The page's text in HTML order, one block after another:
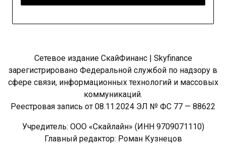
Сетевое издание СкайФинанс | Skyfinance
зарегистрировано Федеральной службой по надзору в
сфере связи, информационных технологий и массовых
коммуникаций.
Реестровая запись от 08.11.2024 ЭЛ № ФС 77 — 88622
Учредитель: ООО «Скайлайн» (ИНН 9709071110)
Главный редактор: Роман Кузнецов